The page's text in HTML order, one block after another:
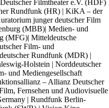
Filmtheater e.V. (HDF)
Rundfunk (HR) | KiKA – der
junger deutscher Film
(MBB)| Medien- und
(MFG)| Mitteldeutsche
Film- und
Rundfunk (MDR) |
Holstein | Norddeutscher
und Mediengesellschaft
– Allianz Deutscher
Fernsehen und Audiovisuelle
| Rundfunk Berlin-